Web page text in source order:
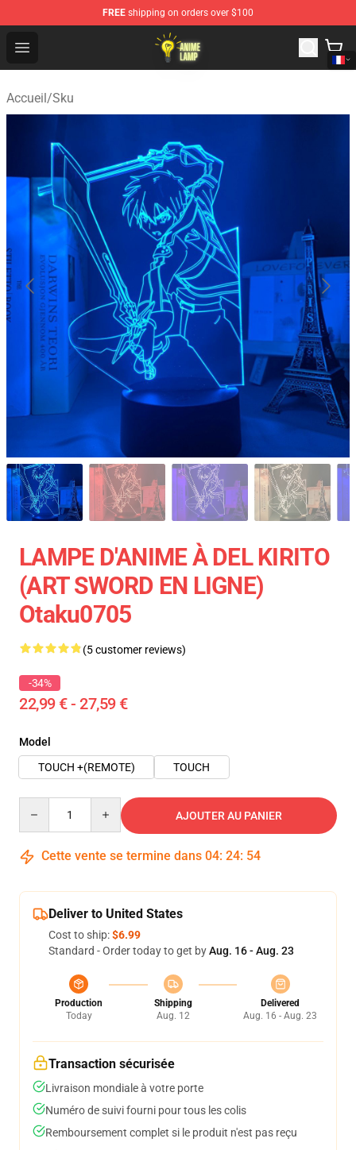
FREE shipping on orders over $100
Open menu
Anime Lamp Shop - The Best Store of Anime Lamp
Accueil/Sku
LAMPE D'ANIME À DEL KIRITO
(ART SWORD EN LIGNE)
Otaku0705
(5 customer reviews)
-34%
22,99 € - 27,59 €
Model
TOUCH +(REMOTE)
TOUCH
AJOUTER AU PANIER
Cette vente se termine dans 04: 24: 54
Deliver to United States
Cost to ship:$6.99
Standard - Order today to get byAug. 16 - Aug. 23
Production
Today
Shipping
Aug. 12
Delivered
Aug. 16 - Aug. 23
Transaction sécurisée
Livraison mondiale à votre porte
Numéro de suivi fourni pour tous les colis
Remboursement complet si le produit n'est pas reçu